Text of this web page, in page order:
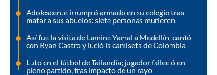
Adolescente irrumpió armado en su colegio tras
matar a sus abuelos: siete personas murieron
Así fue la visita de Lamine Yamal a Medellín: cantó
con Ryan Castro y lució la camiseta de Colombia
Luto en el fútbol de Tailandia; jugador falleció en
pleno partido, tras impacto de un rayo